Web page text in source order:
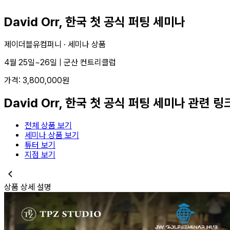
David Orr, 한국 첫 공식 퍼팅 세미나
제이더블유컴퍼니 · 세미나 상품
4월 25일~26일 | 군산 컨트리클럽
가격: 3,800,000원
David Orr, 한국 첫 공식 퍼팅 세미나 관련 링
전체 상품 보기
세미나 상품 보기
튜터 보기
지점 보기
상품 상세 설명